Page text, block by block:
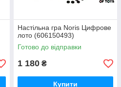
Настільна гра Noris Цифрове
лото (606150493)
Готово до відправки
1 180 ₴
Купити